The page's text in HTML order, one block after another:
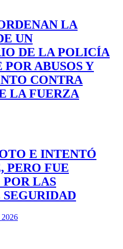
LA
UN
DE LA POLICÍA
POR ABUSOS Y
CONTRA
LA FUERZA
E INTENTÓ
PERO FUE
LAS